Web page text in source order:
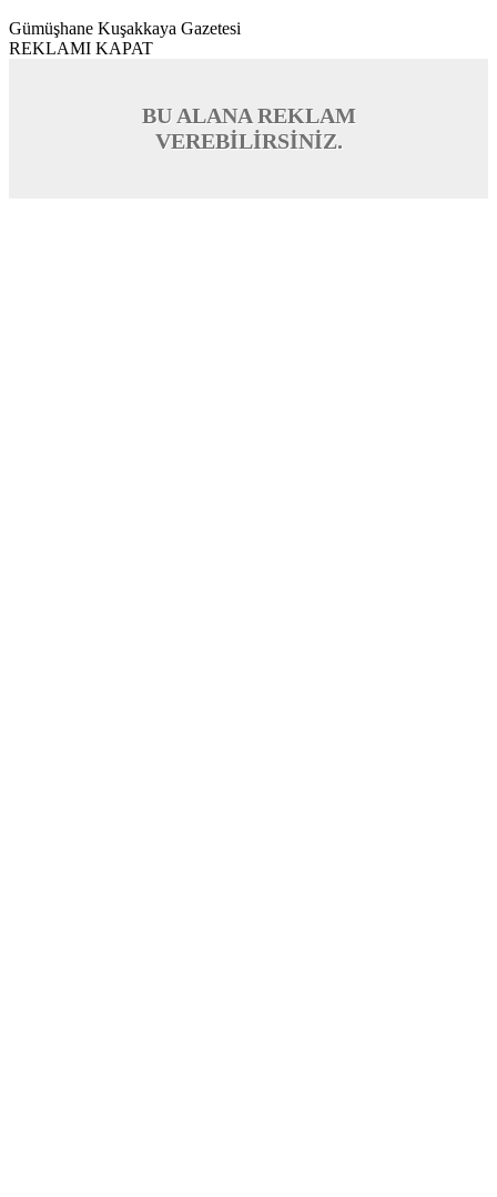
Gümüşhane Kuşakkaya Gazetesi
REKLAMI KAPAT
BU ALANA REKLAM
VEREBİLİRSİNİZ.